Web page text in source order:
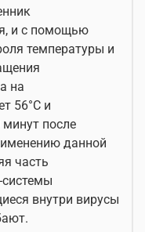
и с помощью
температуры и
на
56°С и
минут после
данной
часть
системы
внутри вирусы